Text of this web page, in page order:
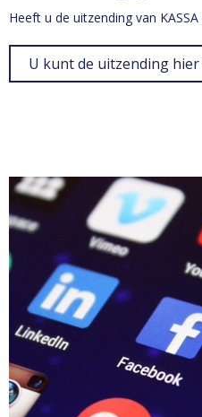
Heeft u de uitzending van
U kunt de uitzending